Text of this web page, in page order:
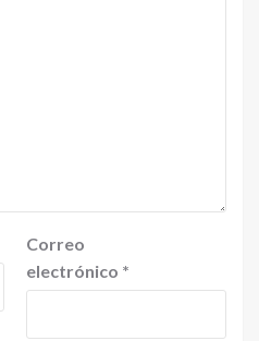
Correo
electrónico *